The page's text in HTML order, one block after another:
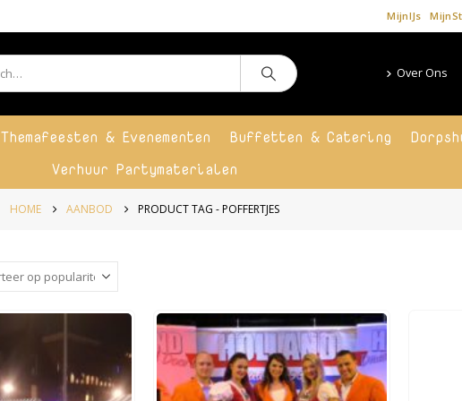
MijnIJs
Over Ons
Themafeesten & Evenementen Buffetten & Catering
Verhuur Partymaterialen
HOME AANBOD PRODUCT TAG -POFFERTJES